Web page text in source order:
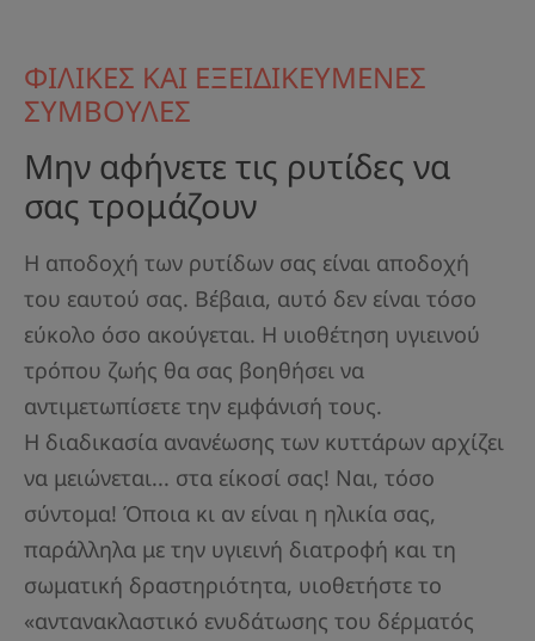
ΦΙΛΙΚΕΣ ΚΑΙ ΕΞΕΙΔΙΚΕΥΜΕΝΕΣ
ΣΥΜΒΟΥΛΕΣ
Μην αφήνετε τις ρυτίδες να
σας τρομάζουν
Η αποδοχή των ρυτίδων σας είναι αποδοχή
του εαυτού σας. Βέβαια, αυτό δεν είναι τόσο
εύκολο όσο ακούγεται. Η υιοθέτηση υγιεινού
τρόπου ζωής θα σας βοηθήσει να
αντιμετωπίσετε την εμφάνισή τους.
Η διαδικασία ανανέωσης των κυττάρων αρχίζει
να μειώνεται... στα είκοσί σας! Ναι, τόσο
σύντομα! Όποια κι αν είναι η ηλικία σας,
παράλληλα με την υγιεινή διατροφή και τη
σωματική δραστηριότητα, υιοθετήστε το
«αντανακλαστικό ενυδάτωσης του δέρματός